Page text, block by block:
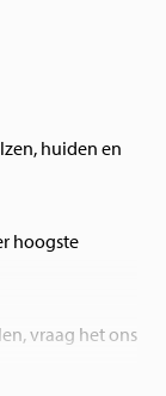
huiden en
hoogste
vraag het ons